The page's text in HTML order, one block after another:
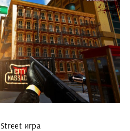
Street игра